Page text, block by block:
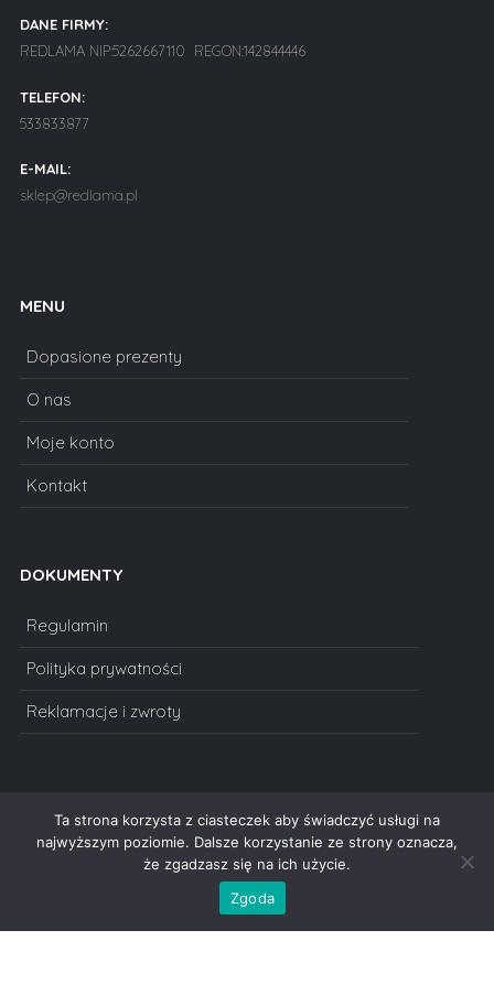
DANE FIRMY:
REDLAMA NIP:5262667110 REGON:142844446
TELEFON:
533833877
E-MAIL:
sklep@redlama.pl
MENU
Dopasione prezenty
O nas
Moje konto
Kontakt
DOKUMENTY
Regulamin
Polityka prywatności
Reklamacje i zwroty
Copyright © 2011-2023 Redlama - statuetki, puchary, medale,
dyplomy, statuetki szklane, prezenty na urodziny, podziękowania,
oskary. Wszelkie prawa zastrzeżone.
Ta strona korzysta z ciasteczek aby świadczyć usługi na
najwyższym poziomie. Dalsze korzystanie ze strony oznacza,
że zgadzasz się na ich użycie.
Zgoda